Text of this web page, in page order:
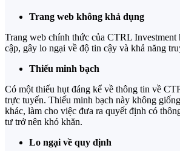
Trang web không khả dụng
Trang web chính thức của CTRL Investment
cập, gây lo ngại về độ tin cậy và khả năng
Thiếu minh bạch
Có một thiếu hụt đáng kể về thông tin về
trực tuyến. Thiếu minh bạch này không
khác, làm cho việc đưa ra quyết định có
tư trở nên khó khăn.
Lo ngại về quy định